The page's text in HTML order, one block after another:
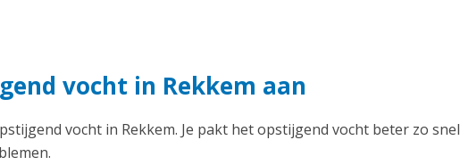
vocht in Rekkem aan
vocht in Rekkem. Je pakt het opstijgend vocht beter zo snel